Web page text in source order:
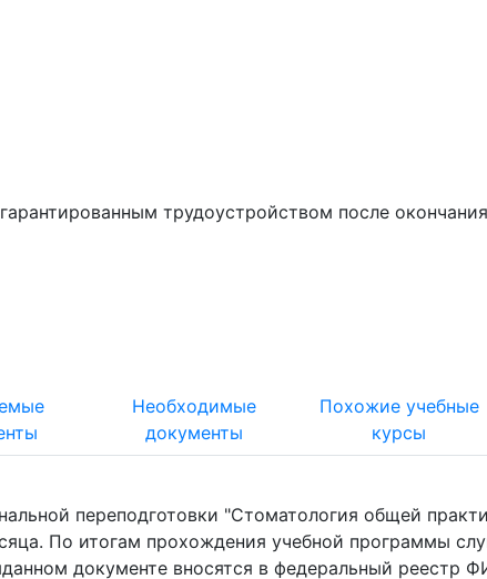
трудоустройством после
Необходимые
документы
Похожие учебные
курсы
переподготовки "Стоматология общей
По итогам прохождения учебной программы
документе вносятся в федеральный реестр